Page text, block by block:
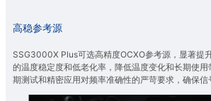
高稳参考源
SSG3000X Plus可选高精度OCXO参考源，显著提
的温度稳定度和低老化率，降低温度变化和长期使
期测试和精密应用对频率准确性的严苛要求，确保信